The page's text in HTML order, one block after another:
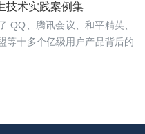
技术实践案例集
QQ、腾讯会议、和平精英、
等十多个亿级用户产品背后的